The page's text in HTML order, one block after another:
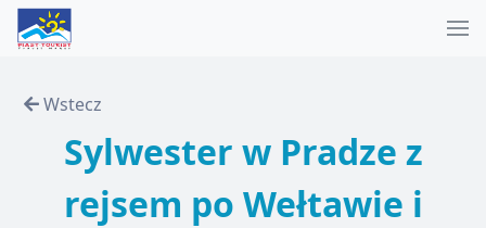
Wstecz
Sylwester w Pradze z
rejsem po Wełtawie i